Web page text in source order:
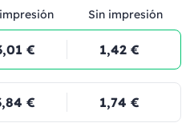
Sin impresión
€ 1,42 €
€ 1,74 €